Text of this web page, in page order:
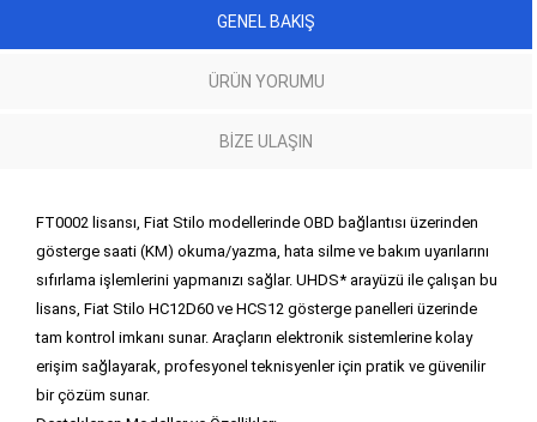
GENEL BAKIŞ
ÜRÜN YORUMU
BIZE ULAŞIN
FT0002 lisansı, Fiat Stilo modellerinde OBD bağlantısı üzerinden
gösterge saati (KM) okuma/yazma, hata silme ve bakım uyarılarını
sıfırlama işlemlerini yapmanızı sağlar. UHDS* arayüzü ile çalışan bu
lisans, Fiat Stilo HC12D60 ve HCS12 gösterge panelleri üzerinde
tam kontrol imkanı sunar. Araçların elektronik sistemlerine kolay
erişim sağlayarak, profesyonel teknisyenler için pratik ve güvenilir
bir çözüm sunar.